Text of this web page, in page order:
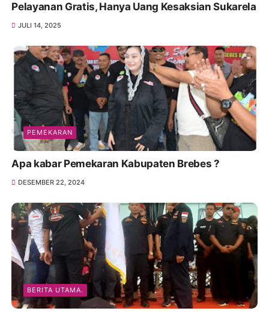
Pelayanan Gratis, Hanya Uang Kesaksian Sukarela
JULI 14, 2025
PEMEKARAN
Apa kabar Pemekaran Kabupaten Brebes ?
DESEMBER 22, 2024
BERITA UTAMA.